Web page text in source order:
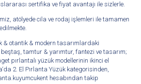
sertifika ve fiyat avantajı ile sizlerle.
atölyede cila ve rodaj işlemleri ile tamamen
& otantik & modern tasarımlardaki
tamtur & yarımtur, fantezi ve tasarım;
pırlantalı yüzük modellerinin ikinci el
‘da 2. El Pırlanta Yüzükkategorisinden,
hesabından takip